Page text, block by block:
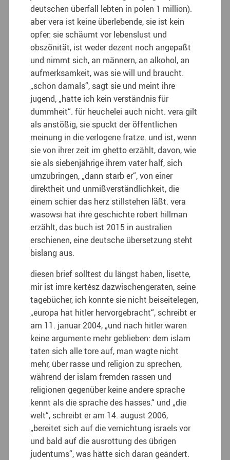
deutschen überfall lebten in polen 1 million).
aber vera ist keine überlebende, sie ist kein
opfer: sie schäumt vor lebenslust und
obszönität, ist weder dezent noch angepaßt
und nimmt sich, an männern, an alkohol, an
aufmerksamkeit, was sie will und braucht.
„schon damals“, sagt sie und meint ihre
jugend, „hatte ich kein verständnis für
dummheit“. für heuchelei auch nicht. vera gilt
als anstößig, sie spuckt der öffentlichen
meinung in die verlogene fratze. und ist, wenn
sie von ihrer zeit im ghetto erzählt, davon, wie
sie als siebenjährige ihrem vater half, sich
umzubringen, „dann starb er“, von einer
direktheit und unmißverständlichkeit, die
einem schier das herz stillstehen läßt. vera
wasowsi hat ihre geschichte robert hillman
erzählt, das buch ist 2015 in australien
erschienen, eine deutsche übersetzung steht
bislang aus.
diesen brief solltest du längst haben, lisette,
mir ist imre kertész dazwischengeraten, seine
tagebücher, ich konnte sie nicht beiseitelegen,
„europa hat hitler hervorgebracht“, schreibt er
am 11. januar 2004, „und nach hitler waren
keine argumente mehr geblieben: dem islam
taten sich alle tore auf, man wagte nicht
mehr, über rasse und religion zu sprechen,
während der islam fremden rassen und
religionen gegenüber keine andere sprache
kennt als die sprache des hasses.“ und „die
welt“, schreibt er am 14. august 2006,
„bereitet sich auf die vernichtung israels vor
und bald auf die ausrottung des übrigen
judentums“, was hätte sich daran geändert.